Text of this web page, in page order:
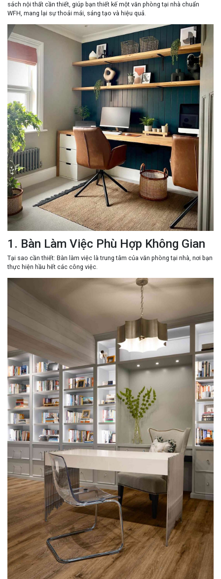
sách nội thất cần thiết, giúp bạn thiết kế một văn phòng tại nhà chuẩn
WFH, mang lại sự thoải mái, sáng tạo và hiệu quả.
1. Bàn Làm Việc Phù Hợp Không Gian
Tại sao cần thiết: Bàn làm việc là trung tâm của văn phòng tại nhà, nơi bạn
thực hiện hầu hết các công việc.